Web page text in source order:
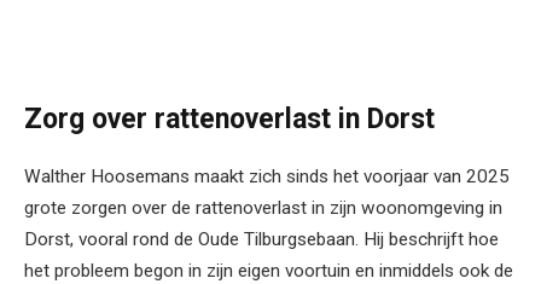
Zorg over rattenoverlast in Dorst
Walther Hoosemans maakt zich sinds het voorjaar van 2025
grote zorgen over de rattenoverlast in zijn woonomgeving in
Dorst, vooral rond de Oude Tilburgsebaan. Hij beschrijft hoe
het probleem begon in zijn eigen voortuin en inmiddels ook de